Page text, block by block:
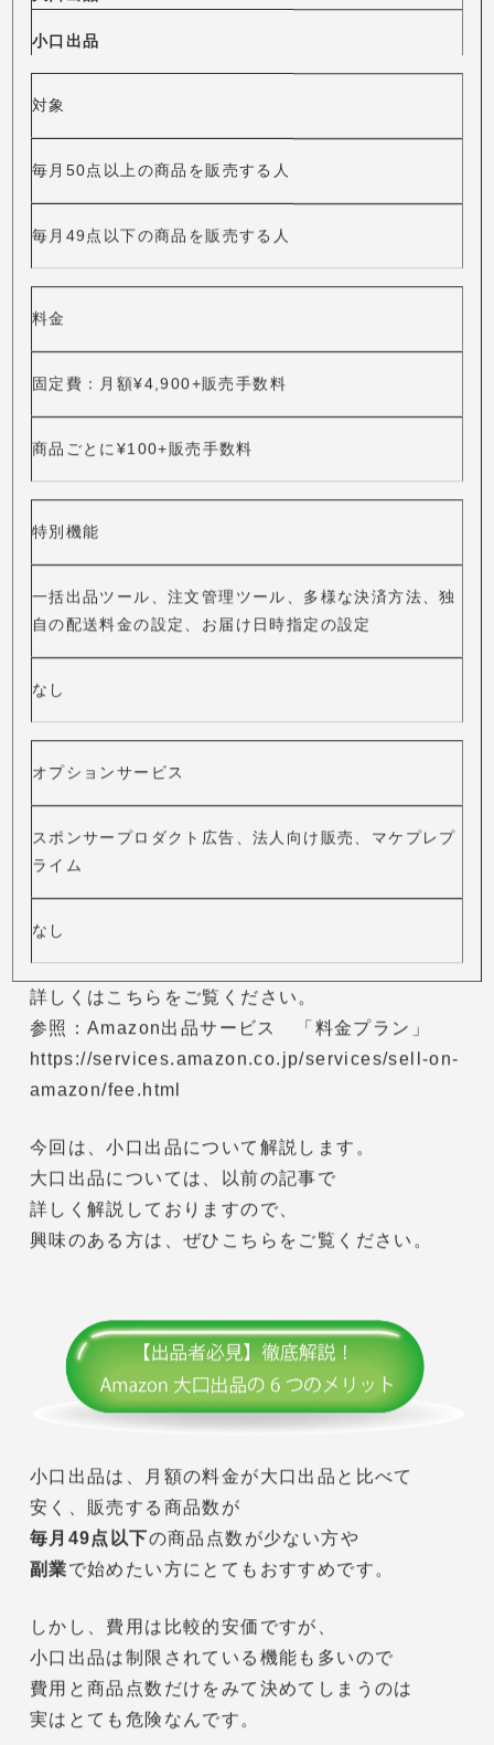
Amazonに商品を出品するためには
まず「大口出品」か「小口出品」の
出品プランのどちらかを
選択する必要があります。
以下のようなものです。
小口出品
毎月50点以上の商品を販売する人
毎月49点以下の商品を販売する人
料金
特別機能
一括出品ツール、注文管理ツール、多様な決済方法、独
自の配送料金の設定、お届け日時指定の設定
なし
オプションサービス
スポンサープロダクト広告、法人向け販売、マケプレプ
ライム
詳しくはこちらをご覧ください。
参照：Amazon出品サービス 「料金プラン」
https://services.amazon.co.jp/services/sell-on-
今回は、小口出品について解説します。
大口出品については、以前の記事で
詳しく解説しておりますので、